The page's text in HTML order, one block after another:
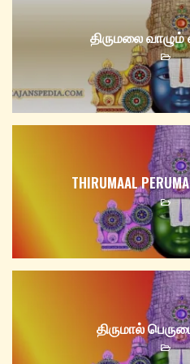
திருமலை
THIRUMAAL
திருமால்